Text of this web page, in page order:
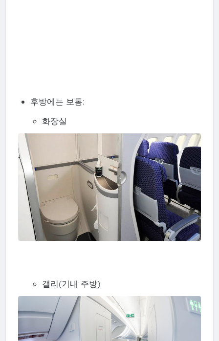
후방에는 보통:
화장실
갤리(기내 주방)